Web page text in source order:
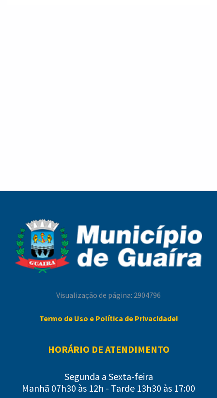
Visualização de página: 2904796
Termo de Uso e Política de Privacidade!
HORÁRIO DE ATENDIMENTO
Segunda a Sexta-feira
Manhã 07h30 às 12h - Tarde 13h30 às 17:00